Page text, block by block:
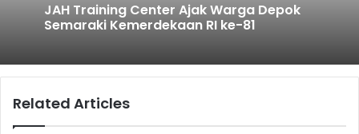
JAH Training Center Ajak Warga Depok
Semaraki Kemerdekaan RI ke-81
Related Articles